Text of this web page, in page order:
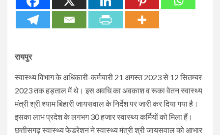
रायपुर
स्वास्थ्य विभाग के अधिकारी-कर्मचारी 21 अगस्त 2023 से 12 सितम्बर
2023 तक हड़ताल में थे। इस अवधि का अवकाश व रूका वेतन स्वास्थ्य
मंत्री श्री श्याम बिहारी जायसवाल के निर्देश पर जारी कर दिया गया है।
इसका लाभ प्रदेश के लगभग 30 हजार स्वास्थ्य कर्मियों को मिला हैं।
छत्तीसगढ़ स्वास्थ्य फेडरेशन ने स्वास्थ्य मंत्री श्री जायसवाल को आभार